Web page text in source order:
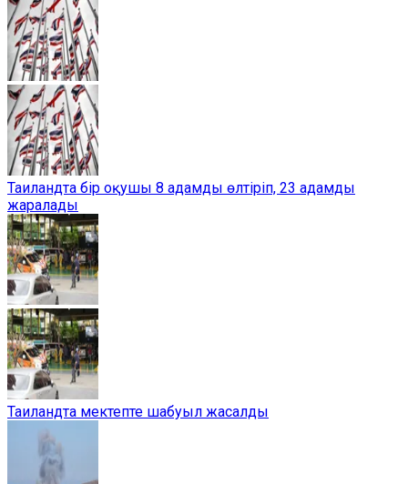
Таиландта бір оқушы 8 адамды өлтіріп, 23 адамды
жаралады
Таиландта мектепте шабуыл жасалды